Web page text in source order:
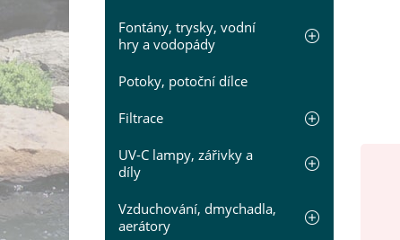
Fontány, trysky, vodní
hry a vodopády
Potoky, potoční dílce
Filtrace
UV-C lampy, zářivky a
díly
Vzduchování, dmychadla,
aerátory